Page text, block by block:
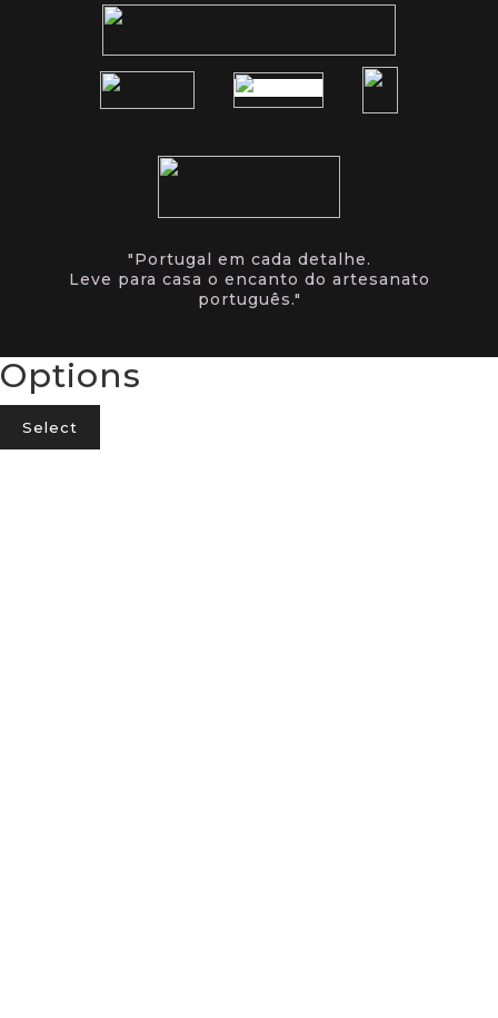
"Portugal em cada detalhe.
Leve para casa o encanto do artesanato
português."
Options
Select